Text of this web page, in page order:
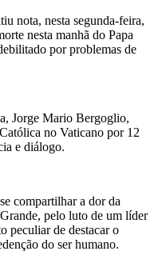
nota, nesta segunda-feira,
nesta manhã do Papa
por problemas de
Jorge Mario Bergoglio,
no Vaticano por 12
e diálogo.
compartilhar a dor da
pelo luto de um líder
peculiar de destacar o
do ser humano.